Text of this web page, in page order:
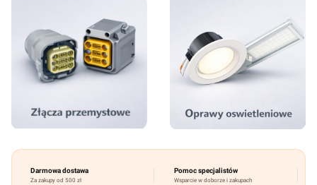
Darmowa dostawa
Za zakupy od 500 zł
Pomoc specjalistów
Wsparcie w doborze i zakupach